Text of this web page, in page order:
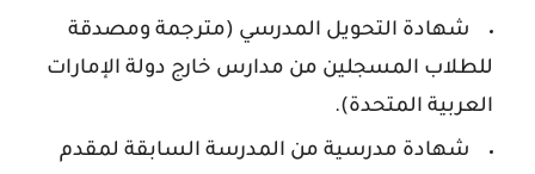
شهادة التحويل المدرسي (مترجمة ومصدقة
للطلاب المسجلين من مدارس خارج دولة الإمارات
العربية المتحدة).
شهادة مدرسية من المدرسة السابقة لمقدم